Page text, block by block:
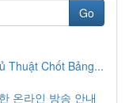
Go
Thuật Chốt Bảng...
온라인 방송 안내